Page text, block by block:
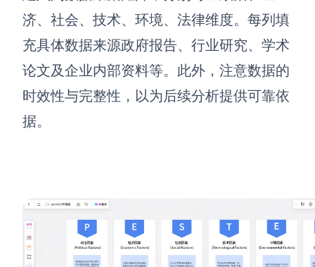
济、社会、技术、环境、法律维度。每列填
充具体数据来源政府报告、行业研究、学术
论文及企业内部资料等。此外，注意数据的
时效性与完整性，以为后续分析提供可靠依
据。